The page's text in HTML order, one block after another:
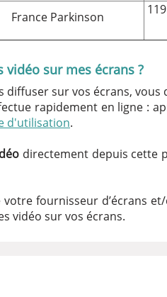
France Parkinson
sur mes écrans ?
sur vos écrans, vous
rapidement en ligne :
d'utilisation.
directement depuis cette
fournisseur d’écrans
vidéo sur vos écrans.